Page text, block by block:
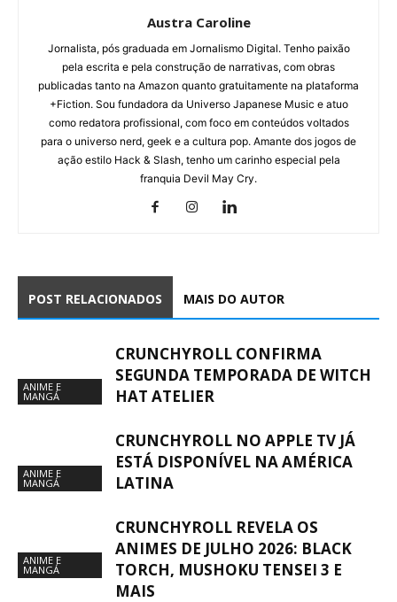
Austra Caroline
Jornalista, pós graduada em Jornalismo Digital. Tenho paixão
pela escrita e pela construção de narrativas, com obras
publicadas tanto na Amazon quanto gratuitamente na plataforma
+Fiction. Sou fundadora da Universo Japanese Music e atuo
como redatora profissional, com foco em conteúdos voltados
para o universo nerd, geek e a cultura pop. Amante dos jogos de
ação estilo Hack & Slash, tenho um carinho especial pela
franquia Devil May Cry.
POST RELACIONADOS MAIS DO AUTOR
ANIME E
MANGÁ
CRUNCHYROLL CONFIRMA
SEGUNDA TEMPORADA DE WITCH
HAT ATELIER
ANIME E
MANGÁ
CRUNCHYROLL NO APPLE TV JÁ
ESTÁ DISPONÍVEL NA AMÉRICA
LATINA
ANIME E
MANGÁ
CRUNCHYROLL REVELA OS
ANIMES DE JULHO 2026: BLACK
TORCH, MUSHOKU TENSEI 3 E
MAIS